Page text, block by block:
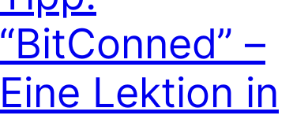
“BitConned” –
Eine Lektion in